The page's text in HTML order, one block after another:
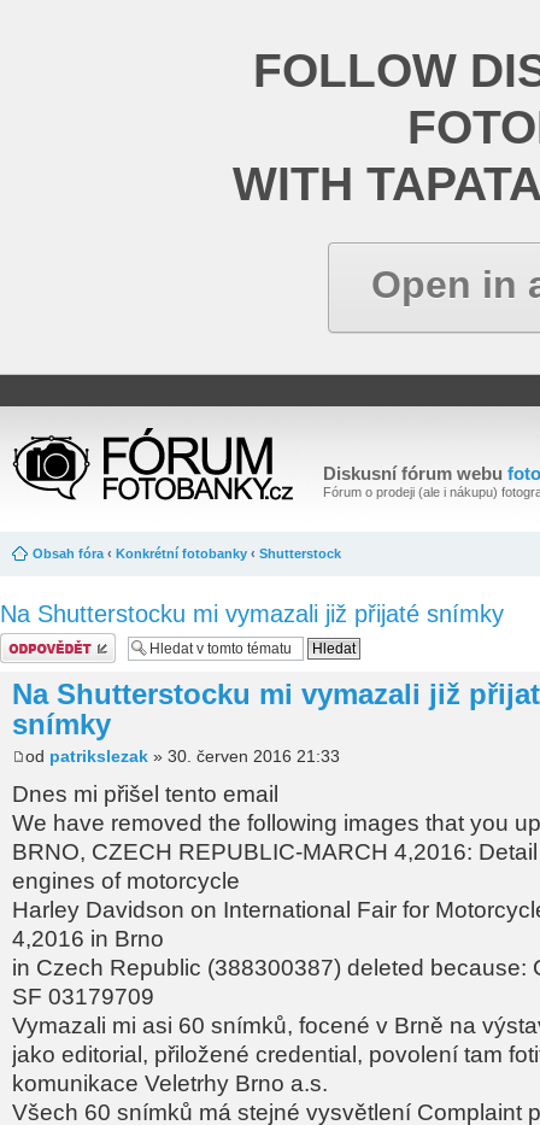
FOLLOW
WITH
Open in
Diskusní fórum webu
Fórum o prodeji (ale i nákupu)
Obsah fóra ‹ Konkrétní fotobanky ‹ Shutterstock
Na Shutterstocku mi vymazali již přijaté snímky
Odeslat odpověď
Na Shutterstocku mi vymazali již
snímky
od patrikslezak » 30. červen 2016 21:33
Dnes mi přišel tento email
We have removed the following images that you
BRNO, CZECH REPUBLIC-MARCH 4,2016:
engines of motorcycle
Harley Davidson on International Fair for
4,2016 in Brno
in Czech Republic (388300387) deleted because:
SF 03179709
Vymazali mi asi 60 snímků, focené v Brně na
jako editorial, přiložené credential, povolení tam
komunikace Veletrhy Brno a.s.
Všech 60 snímků má stejné vysvětlení Complaint